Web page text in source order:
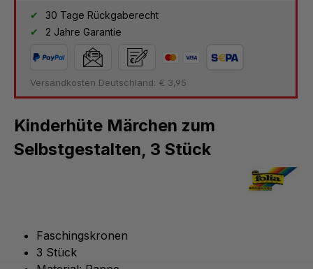
30 Tage Rückgaberecht
2 Jahre Garantie
Versandkosten Deutschland: € 3,95
Kinderhüte Märchen zum
Selbstgestalten, 3 Stück
Faschingskronen
3 Stück